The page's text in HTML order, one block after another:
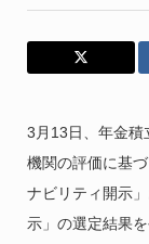
3月13日、年金積
機関の評価に基
ナビリティ開示
示」の選定結果